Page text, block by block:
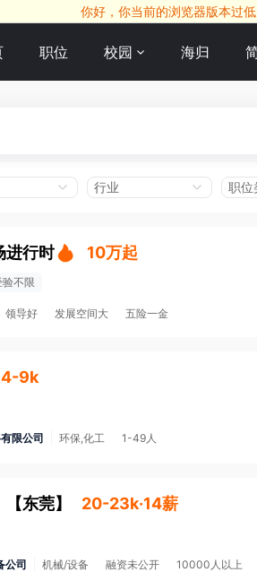
你好，你当前的浏览器版本过
职位 校园 海归
行业 职位
进行时 10万起
验不限
领导好 发展空间大 五险一金
4-9k
限公司 环保,化工 1-49人
【东莞】 20-23k·14薪
公司 机械/设备 融资未公开 10000人以上